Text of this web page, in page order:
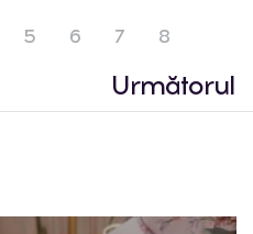
5 6 7 8
Următorul